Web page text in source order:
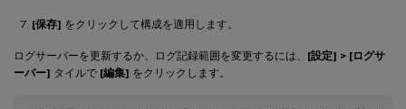
[保存] をクリックして構成を適用します。
ログサーバーを更新するか、ログ記録範囲を変更するには、 [設定] > [ログサ
ーバー] タイルで [編集] をクリックします。